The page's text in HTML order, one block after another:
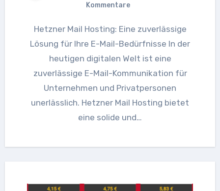
Kommentare
Hetzner Mail Hosting: Eine zuverlässige
Lösung für Ihre E-Mail-Bedürfnisse In der
heutigen digitalen Welt ist eine
zuverlässige E-Mail-Kommunikation für
Unternehmen und Privatpersonen
unerlässlich. Hetzner Mail Hosting bietet
eine solide und…